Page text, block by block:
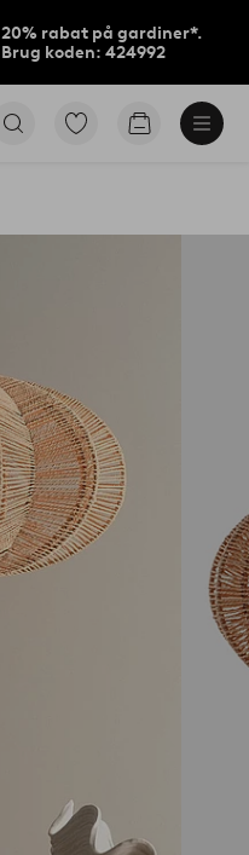
20% rabat på gardiner*.
Brug koden: 424992
Gå
Gå